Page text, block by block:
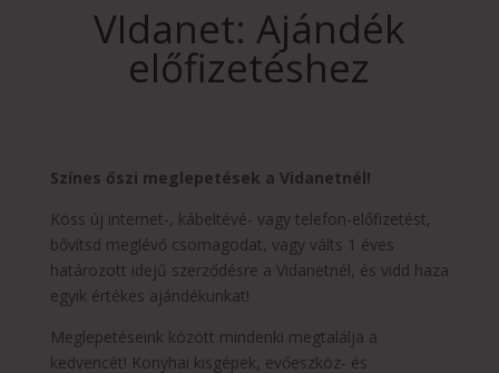
VIdanet: Ajándék
előfizetéshez
Színes őszi meglepetések a Vidanetnél!
Köss új internet-, kábeltévé- vagy telefon-előfizetést,
bővítsd meglévő csomagodat, vagy válts 1 éves
határozott idejű szerződésre a Vidanetnél, és vidd haza
egyik értékes ajándékunkat!
Meglepetéseink között mindenki megtalálja a
kedvencét! Konyhai kisgépek, evőeszköz- és